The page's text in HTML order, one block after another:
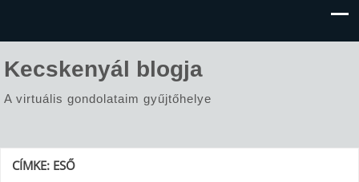
Kecskenyál blogja
A virtuális gondolataim gyűjtőhelye
CÍMKE: ESŐ